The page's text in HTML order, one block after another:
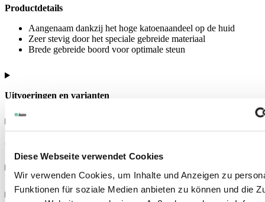
Diese Webseite verwendet Cookies
Wir verwenden Cookies, um Inhalte und Anzeigen zu
Funktionen für soziale Medien anbieten zu können und die
Productdetails
Aangenaam dankzij het hoge katoenaandeel op de huid
Zeer stevig door het speciale gebreide materiaal
Brede gebreide boord voor optimale steun
Uitvoeringen en varianten
Juzo kwaliteit
Productvarianten